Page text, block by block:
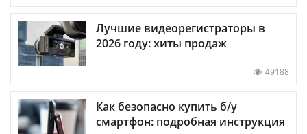
Лучшие видеорегистраторы в
2026 году: хиты продаж
49188
Как безопасно купить б/у
смартфон: подробная инструкция